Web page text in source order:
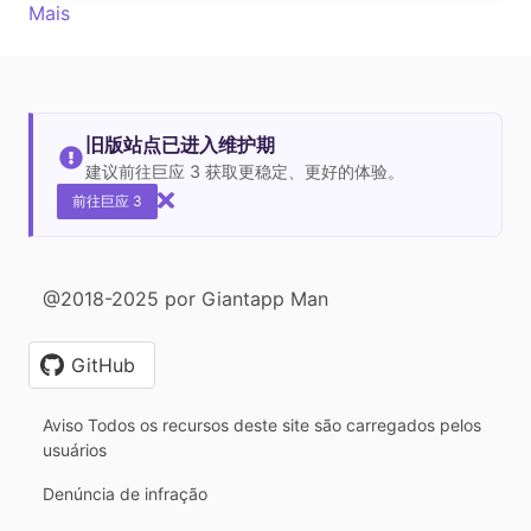
Mais
旧版站点已进入维护期
建议前往巨应 3 获取更稳定、更好的体验。
前往巨应 3
@2018-2025 por Giantapp Man
GitHub
Aviso Todos os recursos deste site são carregados pelos
usuários
Denúncia de infração